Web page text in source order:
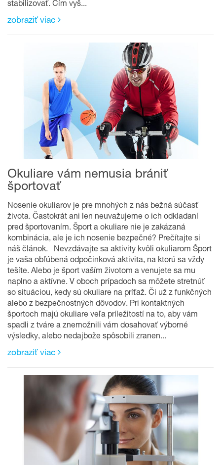
stabilizovať. Čím vyš...
zobraziť viac
Okuliare vám nemusia brániť
športovať
Nosenie okuliarov je pre mnohých z nás bežná súčasť
života. Častokrát ani len neuvažujeme o ich odkladaní
pred športovaním. Šport a okuliare nie je zakázaná
kombinácia, ale je ich nosenie bezpečné? Prečítajte si
náš článok. Nevzdávajte sa aktivity kvôli okuliarom Šport
je vaša obľúbená odpočinková aktivita, na ktorú sa vždy
tešíte. Alebo je šport vaším životom a venujete sa mu
naplno a aktívne. V oboch prípadoch sa môžete stretnúť
so situáciou, kedy sú okuliare na príťaž. Či už z funkčných
alebo z bezpečnostných dôvodov. Pri kontaktných
športoch majú okuliare veľa príležitostí na to, aby vám
spadli z tváre a znemožnili vám dosahovať výborné
výsledky, alebo nedajbože spôsobili zranen...
zobraziť viac